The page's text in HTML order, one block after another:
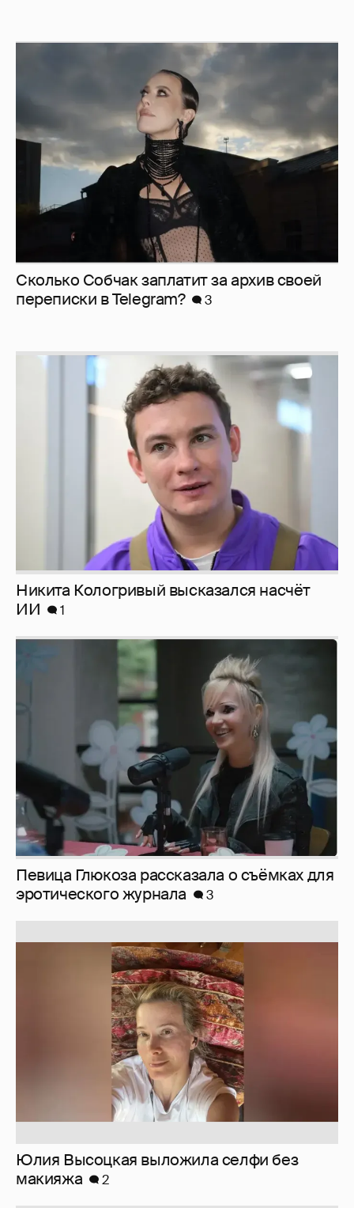
Сколько Собчак заплатит за архив своей
перeписки в Telegram?
3
Никита Кологривый высказался насчёт
ИИ
1
Певица Глюкоза рассказала о съёмках для
эротического журнала
3
Юлия Высоцкая выложила селфи без
макияжа
2